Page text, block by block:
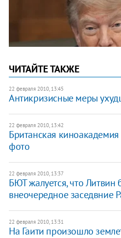
ЧИТАЙТЕ ТАКЖЕ
22 февраля 2010, 13:45
Антикризисные меры
22 февраля 2010, 13:42
Британская
фото
22 февраля 2010, 13:37
БЮТ жалуется, что Литвин
внеочередное заседвние
22 февраля 2010, 13:31
На Гаити произошло